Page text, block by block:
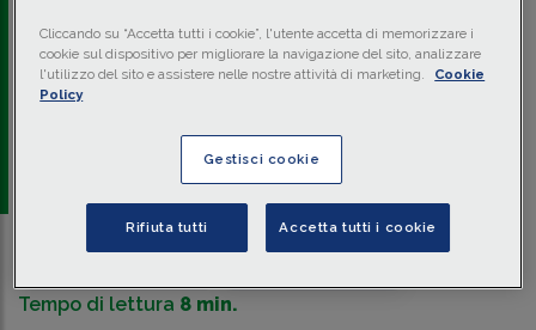
comunicato lariattivazione della piattaformaper la
gestione delle domande per l'ammissione aicontributi
direttiper l'anno2024a favore delleimprese editricidi
quotidiani, editi e diffusi in Italia o all'estero, nonché delle
Giornalista pubblicista
Tempo di lettura 8 min.
Cliccando su “Accetta tutti i cookie”, l'utente accetta di memorizzare i
cookie sul dispositivo per migliorare la navigazione del sito, analizzare
l'utilizzo del sito e assistere nelle nostre attività di marketing.
Cookie
Policy
Gestisci cookie
Rifiuta tutti Accetta tutti i cookie